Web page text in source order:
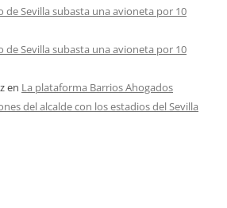
de Sevilla subasta una avioneta por 10
de Sevilla subasta una avioneta por 10
en La plataforma Barrios Ahogados
del alcalde con los estadios del Sevilla